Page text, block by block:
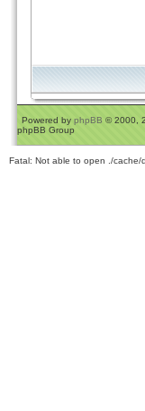
Powered by phpBB © 2000,
phpBB Group
Fatal: Not able to open ./cache/